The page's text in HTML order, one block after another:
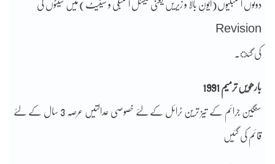
دونوں اسمبلیوں(ایونِ بالا و زیریں یعنی نیشنل اسمبلی و سینیٹ) میں سیٹوں کی
Revision
کی گئ۔
بارھویں ترمیم 1991
سنگین جرائم کے تیز ترین ٹرائل کے لئے خصوصی عدالتیں عرصہ 3 سال کے لئے
قائم کی گئیں